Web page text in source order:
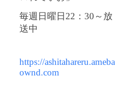
毎週日曜日22 ： 30 ～放
送中
https://ashitahareru.ameba
ownd.com